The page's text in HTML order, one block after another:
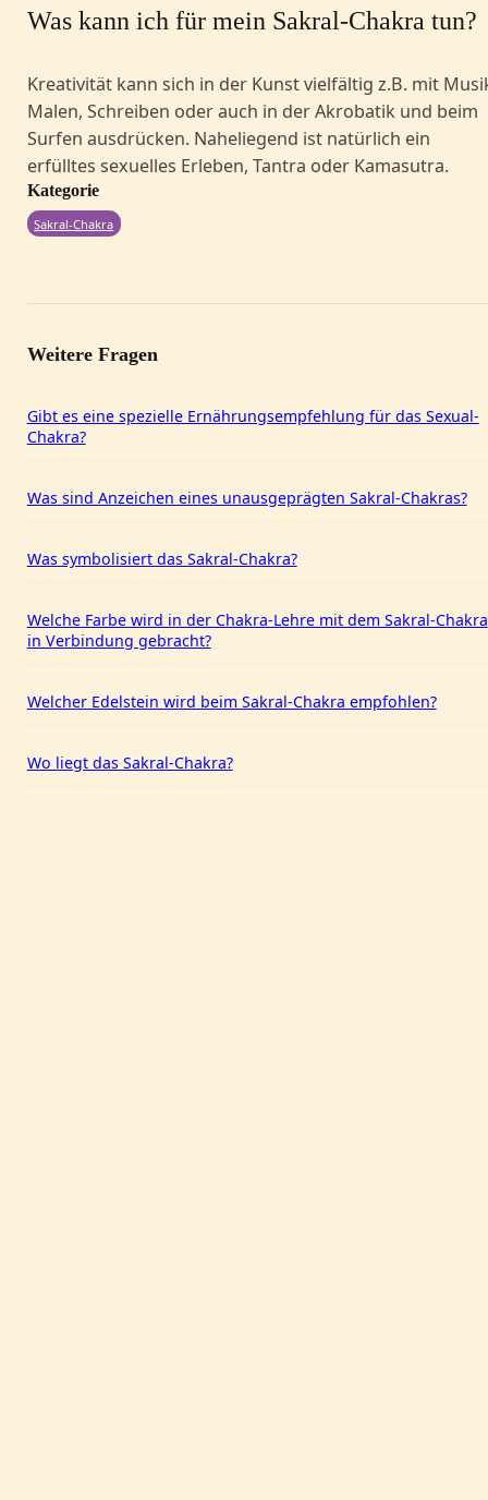
Was kann ich für mein Sakral-Chakra tun?
Kreativität kann sich in der Kunst vielfältig z.B. mit
Malen, Schreiben oder auch in der Akrobatik und beim
Surfen ausdrücken. Naheliegend ist natürlich ein
erfülltes sexuelles Erleben, Tantra oder Kamasutra.
Kategorie
Sakral-Chakra
Weitere Fragen
Gibt es eine spezielle Ernährungsempfehlung für das Sexual-
Chakra?
Was sind Anzeichen eines unausgeprägten Sakral-Chakras?
Was symbolisiert das Sakral-Chakra?
Welche Farbe wird in der Chakra-Lehre mit dem Sakral-Chakra
in Verbindung gebracht?
Welcher Edelstein wird beim Sakral-Chakra empfohlen?
Wo liegt das Sakral-Chakra?